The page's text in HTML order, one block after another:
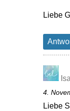
Liebe
4.
Liebe